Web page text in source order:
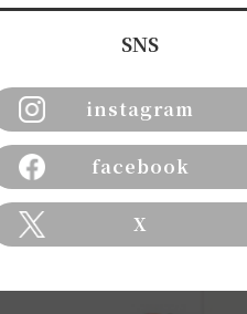
SNS
instagram
facebook
X